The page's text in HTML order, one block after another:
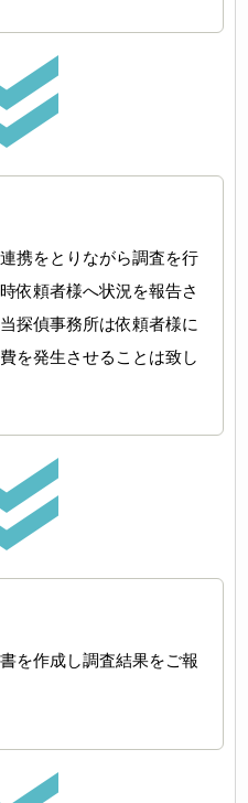
携をとりながら調査を行
依頼者様へ状況を報告さ
探偵事務所は依頼者様に
を発生させることは致し
を作成し調査結果をご報